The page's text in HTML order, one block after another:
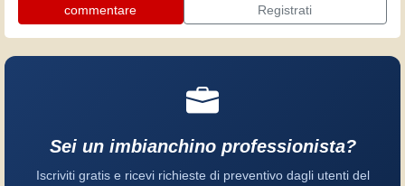
commentare
Registrati
Sei un imbianchino professionista?
Iscriviti gratis e ricevi richieste di preventivo dagli utenti del